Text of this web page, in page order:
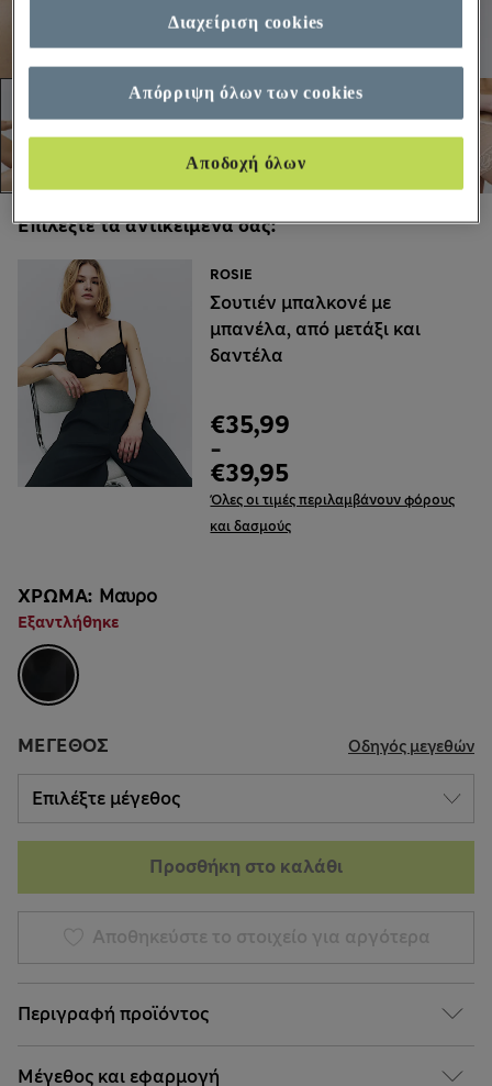
Επιλέξτε τα αντικείμενά σας:
ROSIE
Σουτιέν μπαλκονέ με
μπανέλα, από μετάξι και
δαντέλα
€35,99
-
€39,95
Όλες οι τιμές περιλαμβάνουν φόρους
και δασμούς
ΧΡΏΜΑ: Μαυρο
Εξαντλήθηκε
ΜΈΓΕΘΟΣ Οδηγός μεγεθών
Προσθήκη στο καλάθι
Αποθηκεύστε το στοιχείο για αργότερα
Περιγραφή προϊόντος
Μέγεθος και εφαρμογή
Απόρριψη όλων των cookies
Αποδοχή όλων
Διαχείριση cookies